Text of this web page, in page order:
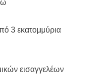
3 εκατομμύρια
εισαγγελέων